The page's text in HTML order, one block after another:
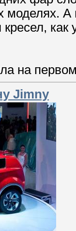
моделях.
как
на
Jimny